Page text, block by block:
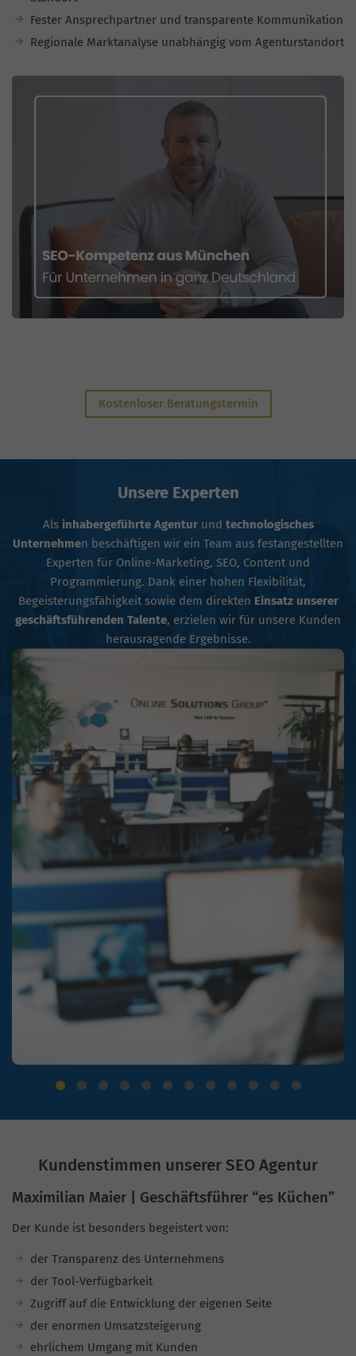
Fester Ansprechpartner und transparente Kommunikation
Regionale Marktanalyse unabhängig vom Agenturstandort
Kostenloser Beratungstermin
Unsere Experten
Alsinhabergeführte Agenturund technologisches
Unternehmen beschäftigen wir ein Team aus festangestellten
Experten für Online-Marketing, SEO, Content und
Programmierung. Dank einer hohen Flexibilität,
Begeisterungsfähigkeit sowie dem direkten Einsatz unserer
geschäftsführenden Talente, erzielen wir für unsere Kunden
herausragende Ergebnisse.
Kundenstimmen unserer SEO Agentur
Maximilian Maier | Geschäftsführer “es Küchen”
Der Kunde ist besonders begeistert von:
der Transparenz des Unternehmens
der Tool-Verfügbarkeit
Zugriff auf die Entwicklung der eigenen Seite
der enormen Umsatzsteigerung
ehrlichem Umgang mit Kunden